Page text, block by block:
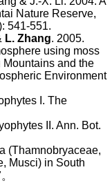
Nature Reserve,
541-551.
L. Zhang. 2005.
using moss
and the
Environment
I. The
II. Ann. Bot.
(Thamnobryaceae,
Musci) in South